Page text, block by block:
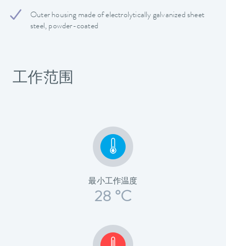
Outer housing made of electrolytically galvanized sheet
steel, powder-coated
工作范围
最小工作温度
28 °C